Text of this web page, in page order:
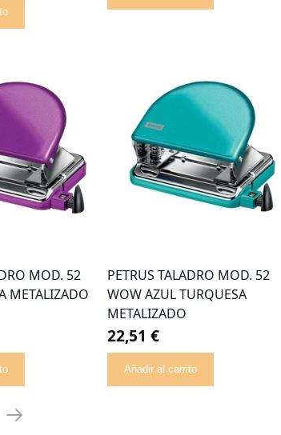
MOD. 52
METALIZADO
PETRUS TALADRO MOD. 52
WOW AZUL TURQUESA
METALIZADO
22,51 €
Añadir al carrito
leyendo página
Página
Siguiente